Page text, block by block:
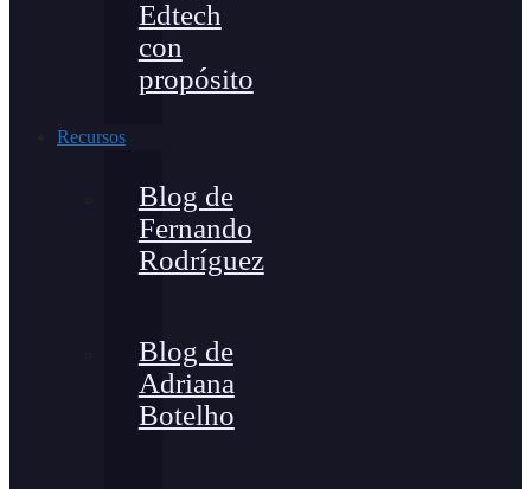
Edtech
con
propósito
Recursos
Blog de
Fernando
Rodríguez
Blog de
Adriana
Botelho